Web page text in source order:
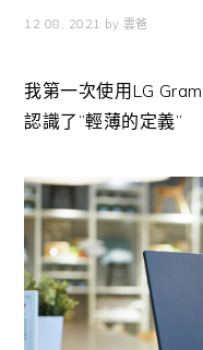
12 08, 2021 by 雲爸
我第一次使用LG
認識了”輕薄的定義”